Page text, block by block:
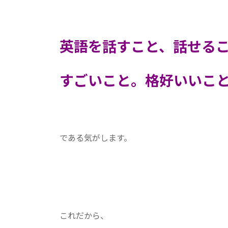
英語を話すこと、話せる
すごいこと。格好いいこと
である気がします。
これだから、